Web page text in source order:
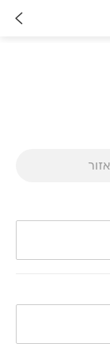
אזור